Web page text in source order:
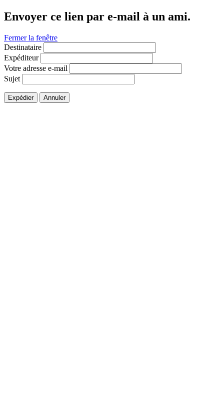
Envoyer ce lien par e-mail à un ami.
Fermer la fenêtre
Destinataire
Expéditeur
Votre adresse e-mail
Sujet
Expédier Annuler